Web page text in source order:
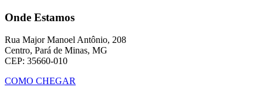
Onde Estamos
Rua Major Manoel Antônio, 208
Centro, Pará de Minas, MG
CEP: 35660-010
COMO CHEGAR